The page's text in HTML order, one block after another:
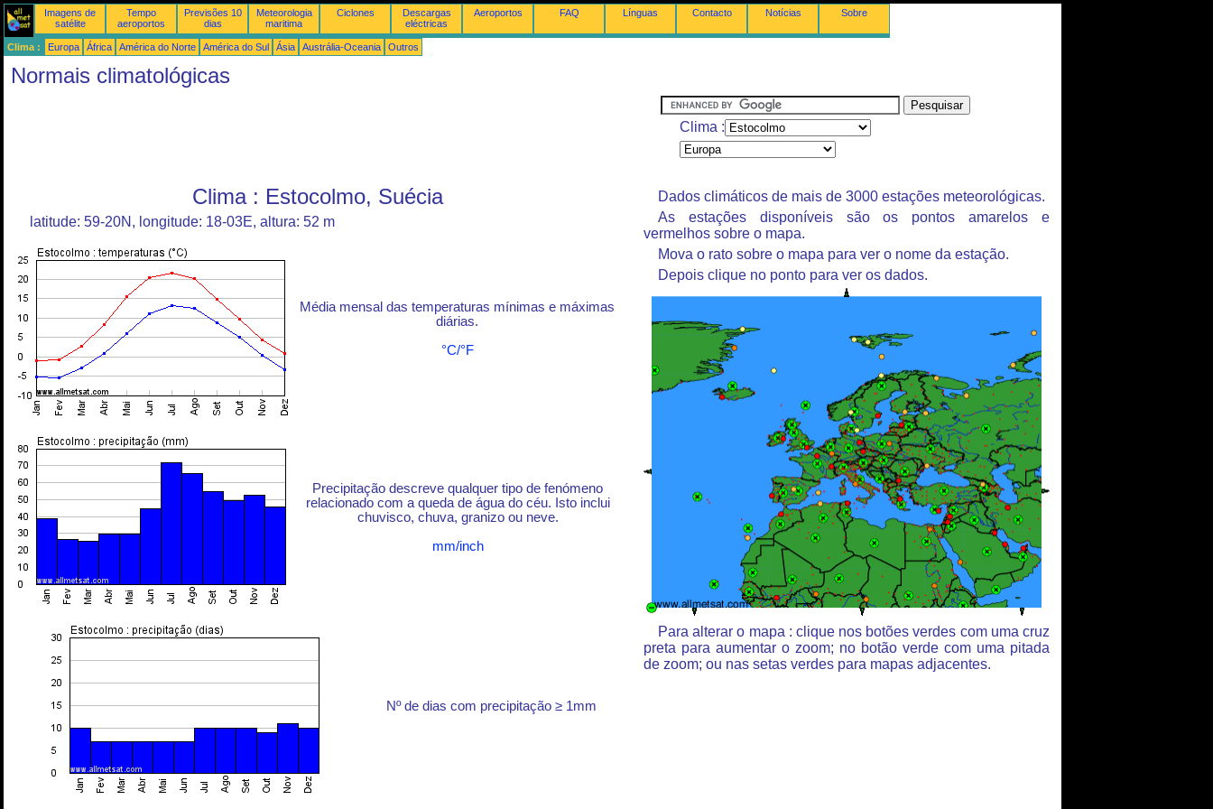
Imagens de
satélite
Tempo
aeroportos
Previsões 10
dias
Meteorologia
maritima
Ciclones
Descargas
eléctricas
Aeroportos FAQ Línguas Contacto Notícias Sobre
Clima : Europa África América do Norte América do Sul Ásia Austrália-Oceania Outros
Normais climatológicas
Clima :
Clima : Estocolmo, Suécia
latitude: 59-20N, longitude: 18-03E, altura: 52 m
Média mensal das temperaturas mínimas e máximas
diárias.
°C/°F
Precipitação descreve qualquer tipo de fenómeno
relacionado com a queda de água do céu. Isto inclui
chuvisco, chuva, granizo ou neve.
mm/inch
Nº de dias com precipitação ≥ 1mm
Dados climáticos de mais de 3000 estações meteorológicas.
As estações disponíveis são os pontos amarelos e
vermelhos sobre o mapa.
Mova o rato sobre o mapa para ver o nome da estação.
Depois clique no ponto para ver os dados.
Para alterar o mapa : clique nos botões verdes com uma cruz
preta para aumentar o zoom; no botão verde com uma pitada
de zoom; ou nas setas verdes para mapas adjacentes.